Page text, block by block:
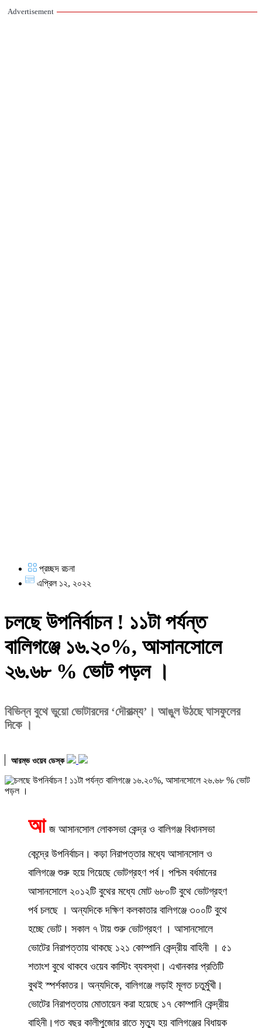
Advertisement
প্রচ্ছদ রচনা
এপ্রিল ১২, ২০২২
চলছে উপনির্বাচন ! ১১টা পর্যন্ত
বালিগঞ্জে ১৬.২০%, আসানসোলে
২৬.৬৮ % ভোট পড়ল ।
বিভিন্ন বুথে ভুয়ো ভোটারদের ‘দৌরাত্ম্য’। আঙুল উঠছে ঘাসফুলের
দিকে ।
আরম্ভ ওয়েব ডেস্ক
আ জ আসানসোল লোকসভা কেন্দ্র ও বালিগঞ্জ বিধানসভা
কেন্দ্রে উপনির্বাচন। কড়া নিরাপত্তার মধ্যে আসানসোল ও
বালিগঞ্জে শুরু হয়ে গিয়েছে ভোটগ্রহণ পর্ব। পশ্চিম বর্ধমানের
আসানসোলে ২০১২টি বুথের মধ্যে মোট ৬৮০টি বুথে ভোটগ্রহণ
পর্ব চলছে । অন্যদিকে দক্ষিণ কলকাতার বালিগঞ্জে ৩০০টি বুথে
হচ্ছে ভোট। সকাল ৭ টায় শুরু ভোটগ্রহণ । আসানসোলে
ভোটের নিরাপত্তায় থাকছে ১২১ কোম্পানি কেন্দ্রীয় বাহিনী । ৫১
শতাংশ বুথে থাকবে ওয়েব কাস্টিং ব্যবস্থা। এখানকার প্রতিটি
বুথই স্পর্শকাতর। অন্যদিকে, বালিগঞ্জে লড়াই মূলত চতুর্মুখী।
ভোটের নিরাপত্তায় মোতায়েন করা হয়েছে ১৭ কোম্পানি কেন্দ্রীয়
বাহিনী।গত বছর কালীপুজোর রাতে মৃত্যু হয় বালিগঞ্জের বিধায়ক